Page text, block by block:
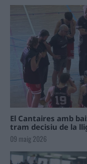
El Cantaires amb
tram decisiu de la
09 maig 2026